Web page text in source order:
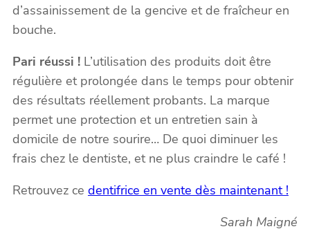
d’assainissement de la gencive et de fraîcheur en
bouche.
Pari réussi ! L’utilisation des produits doit être
régulière et prolongée dans le temps pour obtenir
des résultats réellement probants. La marque
permet une protection et un entretien sain à
domicile de notre sourire… De quoi diminuer les
frais chez le dentiste, et ne plus craindre le café !
Retrouvez ce dentifrice en vente dès maintenant !
Sarah Maigné